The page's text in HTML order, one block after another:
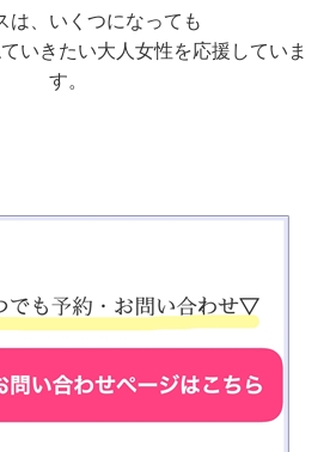
は、いくつになっても
いきたい大人女性を応援していま
す。